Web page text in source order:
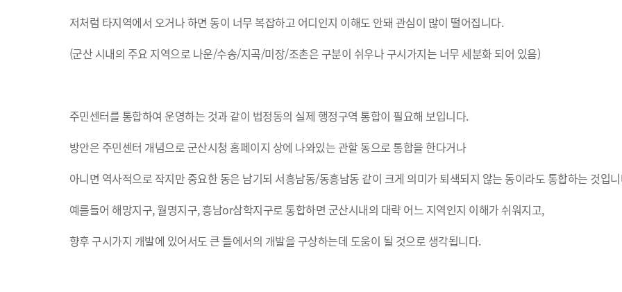
저처럼 타지역에서 오거나 하면 동이 너무 복잡하고 어디인지 이해도 안돼 관심이 많이 떨어집니다.
(군산 시내의 주요 지역으로 나운/수송/지곡/미장/조촌은 구분이 쉬우나 구시가지는 너무 세분화 되어 있음)
주민센터를 통합하여 운영하는 것과 같이 법정동의 실제 행정구역 통합이 필요해 보입니다.
방안은 주민센터 개념으로 군산시청 홈페이지 상에 나와있는 관할 동으로 통합을 한다거나
아니면 역사적으로 작지만 중요한 동은 남기되 서흥남동/동흥남동 같이 크게 의미가 퇴색되지 않는 동이라도 통합하는 것입
예를들어 해망지구, 월명지구, 흥남or삼학지구로 통합하면 군산시내의 대략 어느 지역인지 이해가 쉬워지고,
향후 구시가지 개발에 있어서도 큰 틀에서의 개발을 구상하는데 도움이 될 것으로 생각됩니다.